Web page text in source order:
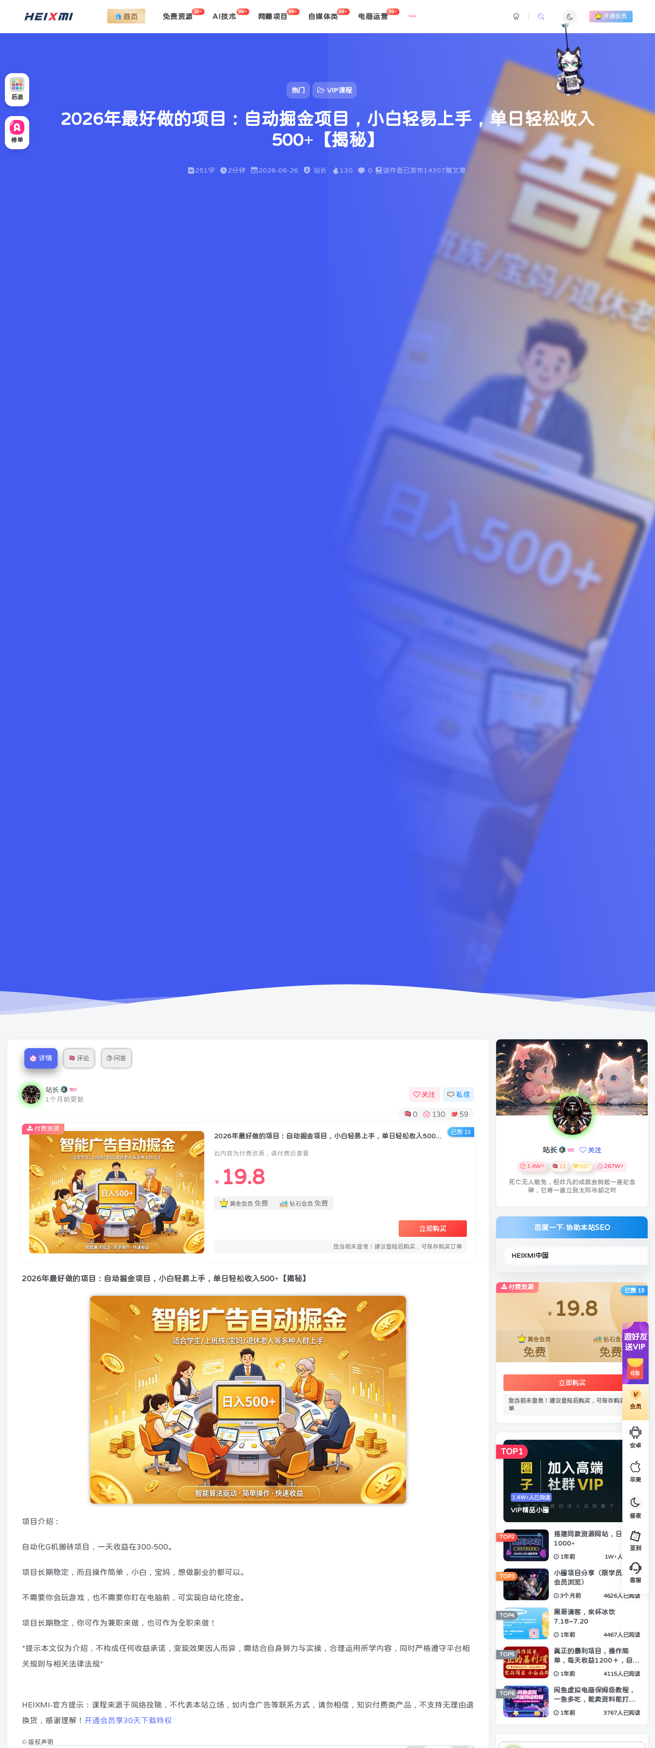
热门 VIP课程
2026年最好做的项目：自动掘金项目，小白轻易上手，单日轻松收入
500+【揭秘】
251字 2分钟 2026-06-26 站长 130 0 该作者已发布14307篇文章
首页 免费资源
20+
AI技术
99+
网赚项目
99+
自媒体类
99+
电商运营
99+
开通会员
详情 评论 问答
站长
1个月前更新
关注 私信
0 130 59
2026年最好做的项目：自动掘金项目，小白轻易上手，单日轻松收入500+【揭秘】
此内容为付费资源，请付费后查看
￥ 19.8
黄金会员 免费 钻石会员 免费
立即购买
您当前未登录！建议登陆后购买，可保存购买订单
付费资源
已售 13
2026年最好做的项目：自动掘金项目，小白轻易上手，单日轻松收入500+【揭秘】
项目介绍：
自动化G机搬砖项目，一天收益在300-500。
项目长期稳定，而且操作简单，小白，宝妈，想做副业的都可以。
不需要你会玩游戏，也不需要你盯在电脑前，可实现自动化挖金。
项目长期稳定，你可作为兼职来做，也可作为全职来做！
*提示本文仅为介绍，不构成任何收益承诺，变现效果因人而异，需结合自身努力与实操，合理运用所学内容，同时严格遵守平台相
关规则与相关法律法规*
HEIXMI-官方提示：课程来源于网络投稿，不代表本站立场，如内含广告等联系方式，请勿相信，知识付费类产品，不支持无理由退
换货，感谢理解！ 开通会员享30天下载特权
© 版权声明
站长 关注
1.4W+ 11 597 267W+
死亡无人能免，但非凡的成就会树起一座纪念
碑，它将一直立到太阳冷却之时
百度一下-协助本站SEO
付费资源
￥ 19.8
黄金会员
免费
钻石会员
免费
立即购买
您当前未登录！建议登陆后购买，可保存购买订
单
已售 13
1.4W+人已阅读
VIP精品小圈
TOP1
搭建同款资源网站，日入
1000+
1年前 1W+人已阅读
TOP2
小圈项目分享（限学员/钻石
会员浏览）
3个月前 4626人已阅读
TOP3
黑哥请客，来杯冰饮
7.18~7.20
1年前 4467人已阅读
TOP4
真正的暴利项目，操作简
单，每天收益1200＋，自己
做老板
1年前 4115人已阅读
TOP5
闲鱼虚拟电商保姆级教程，
一鱼多吃，能卖资料能打粉
能做拉新
1年前 3767人已阅读
TOP6
后退
榜单
会员
安卓
苹果
昼夜
签到
客服